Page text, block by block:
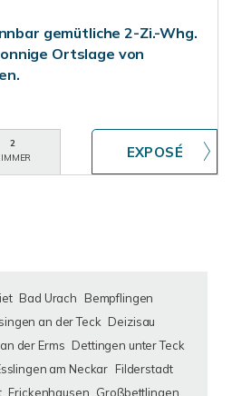
gemütliche 2-Zi.-Whg.
Ortslage von
2
Bad Urach
Bempflingen
an der Teck Deizisau
der Erms Dettingen unter Teck
am Neckar Filderstadt
Frickenhausen Großbettlingen